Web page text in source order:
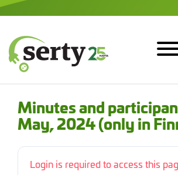
Jump
to
Minutes and
May, 2024 (only in
Login is required to access this